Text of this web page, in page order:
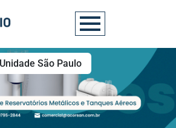
Unidade São Paulo